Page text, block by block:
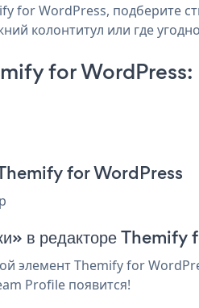
for WordPress, подберите
колонтитул или где
for WordPress:
for WordPress
в редакторе
элемент Themify for
Profile появится!